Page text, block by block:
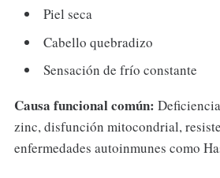
Piel seca
Cabello quebradizo
Sensación de frío constante
Causa funcional común:
zinc, disfunción mitocondrial,
enfermedades autoinmunes como